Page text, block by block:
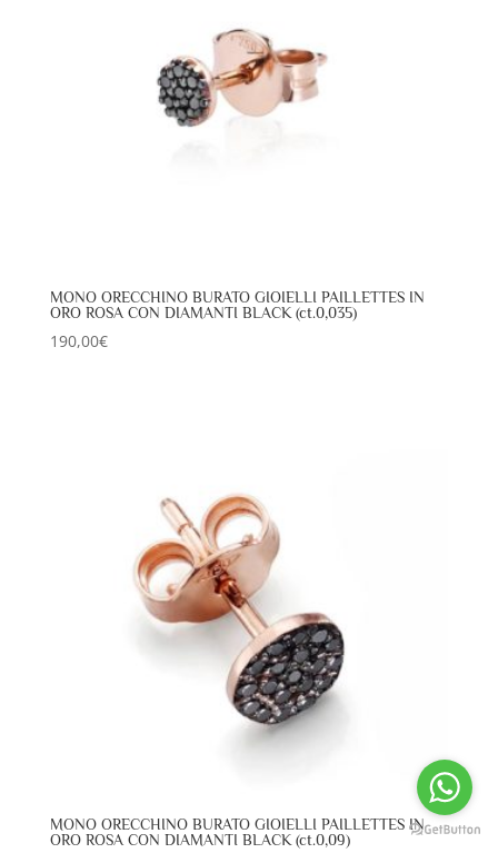
MONO ORECCHINO BURATO GIOIELLI PAILLETTES IN
ORO ROSA CON DIAMANTI BLACK (ct.0,035)
190,00€
MONO ORECCHINO BURATO GIOIELLI PAILLETTES IN
ORO ROSA CON DIAMANTI BLACK (ct.0,09)